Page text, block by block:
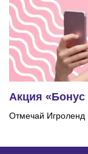
Акция «Бонус
Отмечай Игроленд